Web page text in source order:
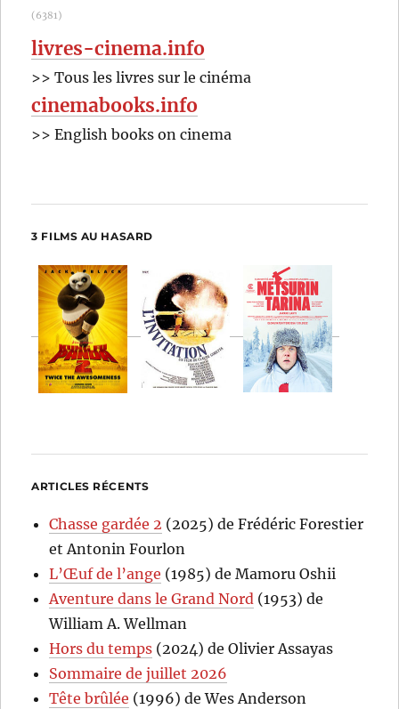
(6381)
livres-cinema.info
>> Tous les livres sur le cinéma
cinemabooks.info
>> English books on cinema
3 FILMS AU HASARD
ARTICLES RÉCENTS
Chasse gardée 2 (2025) de Frédéric Forestier
et Antonin Fourlon
L’Œuf de l’ange (1985) de Mamoru Oshii
Aventure dans le Grand Nord (1953) de
William A. Wellman
Hors du temps (2024) de Olivier Assayas
Sommaire de juillet 2026
Tête brûlée (1996) de Wes Anderson